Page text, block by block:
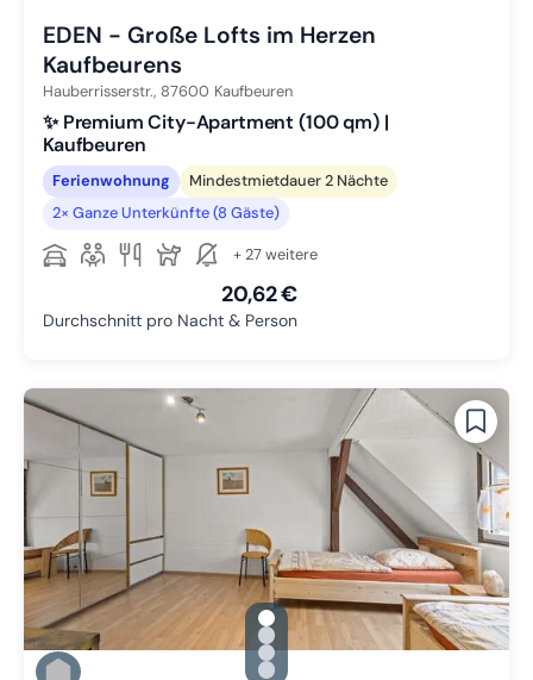
EDEN - Große Lofts im Herzen
Kaufbeurens
Hauberrisserstr., 87600 Kaufbeuren
✨ Premium City-Apartment (100 qm) |
Kaufbeuren
Ferienwohnung
Mindestmietdauer 2 Nächte
2× Ganze Unterkünfte (8 Gäste)
+ 27 weitere
20,62 €
Durchschnitt pro Nacht & Person
gallery.slide_selector
Zu Slide 1 wechseln
Zu Slide 2 wechseln
Zu Slide 3 wechseln